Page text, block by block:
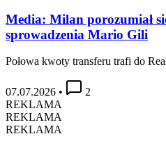
Media: Milan porozumiał
sprowadzenia Mario Gili
Połowa kwoty transferu trafi do
07.07.2026 •
2
REKLAMA
REKLAMA
REKLAMA